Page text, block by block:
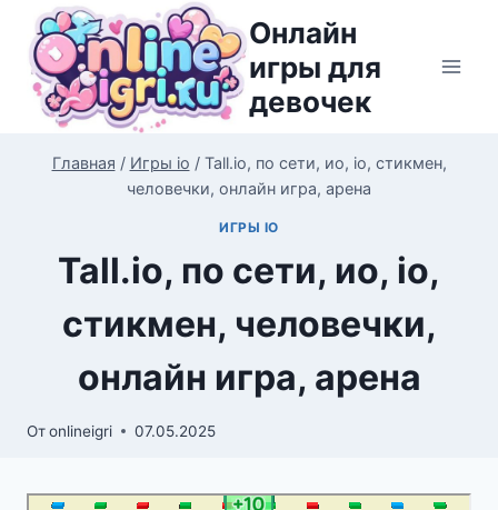
Перейти
содержимому
Онлайн
игры для
девочек
Главная / Игры io / Tall.io, по сети, ио, io, стикмен,
человечки, онлайн игра, арена
ИГРЫ IO
Tall.io, по сети, ио, io,
стикмен, человечки,
онлайн игра, арена
Отonlineigri 07.05.2025